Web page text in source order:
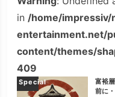
in /home/
entertainment.net/
content/themes/
409
Special
富裕
前に・